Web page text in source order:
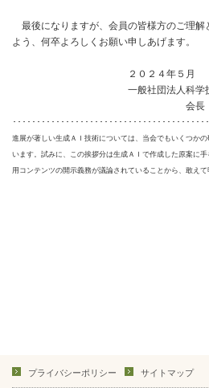
最後になりますが、会員の皆様方のご理解
よう、何卒よろしくお願い申しあげます。
２０２４年５月
一般社団法人科学技術と
会長 斎
･･･････････････････････････････････････
進展が著しい生成ＡＩ技術については、当会でもいくつか
います。試みに、この挨拶分は生成ＡＩで作成した原案に
用コンテンツの開示義務が議論されていることから、敢えて
プライバシーポリシー サイトマップ